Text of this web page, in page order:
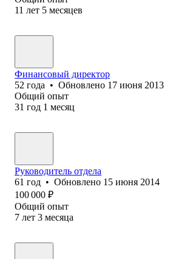
11 лет 5 месяцев
Финансовый директор
52 года • Обновлено 17 июня 2013
Общий опыт
31 год 1 месяц
Руководитель отдела
61 год • Обновлено 15 июня 2014
100 000 ₽
Общий опыт
7 лет 3 месяца